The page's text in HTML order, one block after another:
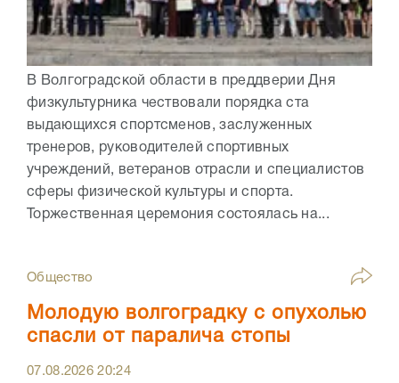
В Волгоградской области в преддверии Дня
физкультурника чествовали порядка ста
выдающихся спортсменов, заслуженных
тренеров, руководителей спортивных
учреждений, ветеранов отрасли и специалистов
сферы физической культуры и спорта.
Торжественная церемония состоялась на...
Общество
Молодую волгоградку с опухолью
спасли от паралича стопы
07.08.202620:24